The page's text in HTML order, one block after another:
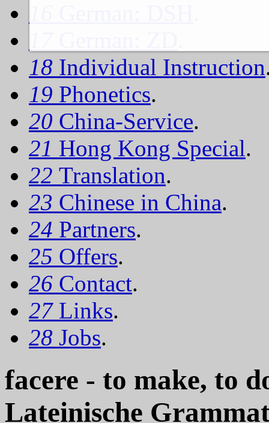
18 Individual Instruction
19 Phonetics.
20 China-Service.
21 Hong Kong Special.
22 Translation.
23 Chinese in China.
24 Partners.
25 Offers.
26 Contact.
27 Links.
28 Jobs.
facere - to make, to
Lateinische